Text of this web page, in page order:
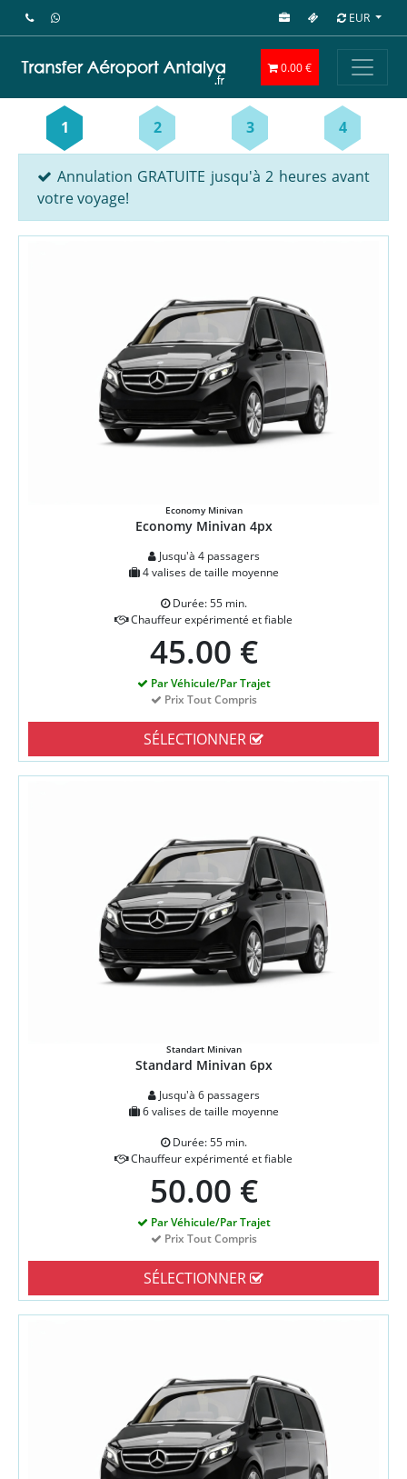
EUR
0.00 €
1 2 3 4
Annulation GRATUITE jusqu'à 2 heures avant
votre voyage!
Economy Minivan
Economy Minivan 4px
Jusqu'à 4 passagers
4 valises de taille moyenne
Durée: 55 min.
Chauffeur expérimenté et fiable
45.00 €
Par Véhicule/Par Trajet
Prix Tout Compris
SÉLECTIONNER
Standart Minivan
Standard Minivan 6px
Jusqu'à 6 passagers
6 valises de taille moyenne
Durée: 55 min.
Chauffeur expérimenté et fiable
50.00 €
Par Véhicule/Par Trajet
Prix Tout Compris
SÉLECTIONNER